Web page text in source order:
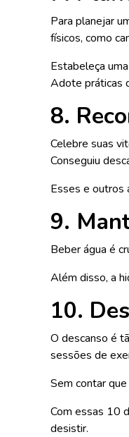
Para planejar
físicos, como
Estabeleça
Adote práticas
8.
Celebre suas
Conseguiu
Esses e outros
9.
Beber água é
Além disso, a
10.
O descanso é
sessões de
Sem contar
Com essas 10
desistir.